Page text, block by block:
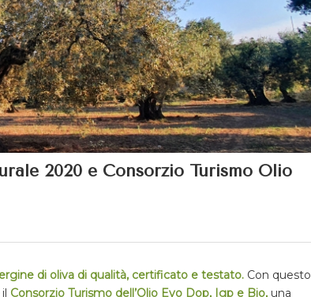
2020 e Consorzio Turismo Olio
di oliva di qualità, certificato e testato. Con questo
Consorzio Turismo dell’Olio Evo Dop, Igp e Bio, una